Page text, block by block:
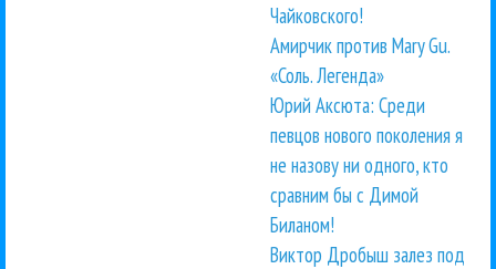
Чайковского!
Амирчик против Mary Gu.
«Соль. Легенда»
Юрий Аксюта: Среди
певцов нового поколения я
не назову ни одного, кто
сравним бы с Димой
Биланом!
Виктор Дробыш залез под